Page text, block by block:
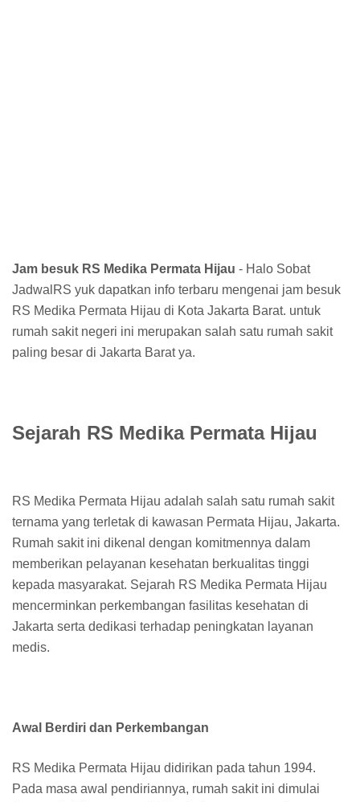
Jam besuk RS Medika Permata Hijau - Halo Sobat
JadwalRS yuk dapatkan info terbaru mengenai jam besuk
RS Medika Permata Hijau di Kota Jakarta Barat. untuk
rumah sakit negeri ini merupakan salah satu rumah sakit
paling besar di Jakarta Barat ya.
Sejarah RS Medika Permata Hijau
RS Medika Permata Hijau adalah salah satu rumah sakit
ternama yang terletak di kawasan Permata Hijau, Jakarta.
Rumah sakit ini dikenal dengan komitmennya dalam
memberikan pelayanan kesehatan berkualitas tinggi
kepada masyarakat. Sejarah RS Medika Permata Hijau
mencerminkan perkembangan fasilitas kesehatan di
Jakarta serta dedikasi terhadap peningkatan layanan
medis.
Awal Berdiri dan Perkembangan
RS Medika Permata Hijau didirikan pada tahun 1994.
Pada masa awal pendiriannya, rumah sakit ini dimulai